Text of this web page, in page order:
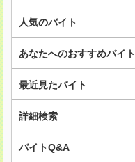
人気のバイト
あなたへのおすすめバイト
最近見たバイト
詳細検索
バイトQ&A